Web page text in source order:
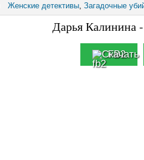
Женские детективы Загадочные
Дарья Калинина
FB2